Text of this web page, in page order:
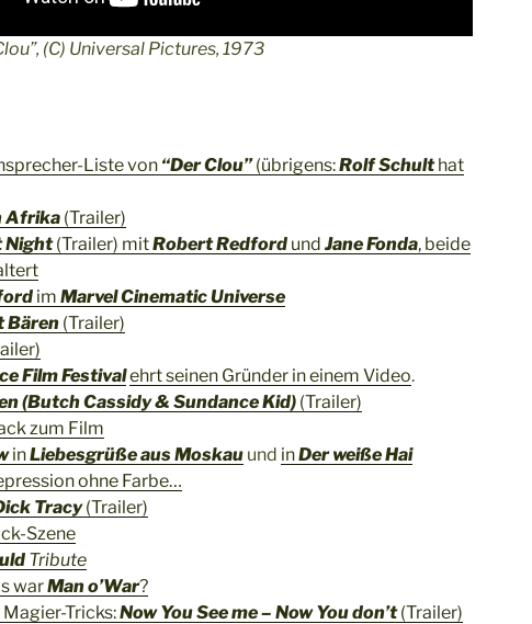
(C) Universal Pictures, 1973
Liste von “Der Clou”(übrigens:Rolf Schulthat
Afrika (Trailer)
Night(Trailer) mitRobert Redford und Jane Fonda, beide
im Marvel Cinematic Universe
Bären (Trailer)
Film Festivalehrt seinen Gründer in einem Video.
(Butch Cassidy & Sundance Kid) (Trailer)
zum Film
inLiebesgrüße aus Moskau und inDer weiße Hai
ohne Farbe…
Tracy(Trailer)
Szene
Tribute
warMan o’War?
Tricks:Now You See me – Now You don’t(Trailer)